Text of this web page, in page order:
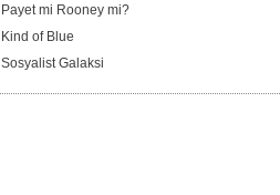
Payet mi Rooney mi?
Kind of Blue
Sosyalist Galaksi